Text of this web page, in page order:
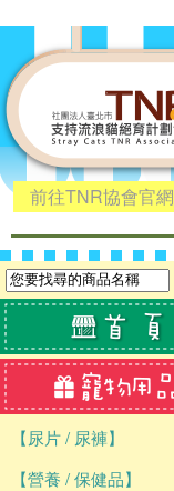
前往TNR協會官網
【尿片 / 尿褲】
【營養 / 保健品】